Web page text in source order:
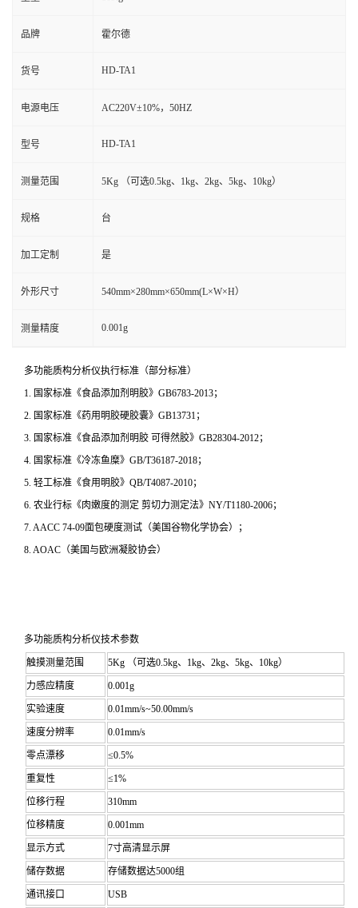
品牌 霍尔德
货号 HD-TA1
电源电压 AC220V±10%，50HZ
型号 HD-TA1
测量范围 5Kg （可选0.5kg、1kg、2kg、5kg、10kg）
规格 台
加工定制 是
外形尺寸 540mm×280mm×650mm(L×W×H）
测量精度 0.001g
多功能质构分析仪执行标准（部分标准）
1. 国家标准《食品添加剂明胶》GB6783-2013；
2. 国家标准《药用明胶硬胶囊》GB13731；
3. 国家标准《食品添加剂明胶 可得然胶》GB28304-2012；
4. 国家标准《冷冻鱼糜》GB/T36187-2018；
5. 轻工标准《食用明胶》QB/T4087-2010；
6. 农业行标《肉嫩度的测定 剪切力测定法》NY/T1180-2006；
7. AACC 74-09面包硬度测试（美国谷物化学协会）；
8. AOAC（美国与欧洲凝胶协会）
多功能质构分析仪技术参数
触摸测量范围 5Kg （可选0.5kg、1kg、2kg、5kg、10kg）
力感应精度 0.001g
实验速度 0.01mm/s~50.00mm/s
速度分辨率 0.01mm/s
零点漂移 ≤0.5%
重复性 ≤1%
位移行程 310mm
位移精度 0.001mm
显示方式 7寸高清显示屏
储存数据 存储数据达5000组
通讯接口 USB